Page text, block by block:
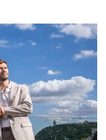
Legyél jobb!